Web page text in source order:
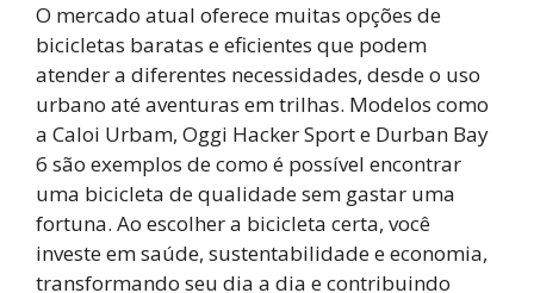
O mercado atual oferece muitas opções de
bicicletas baratas e eficientes que podem
atender a diferentes necessidades, desde o uso
urbano até aventuras em trilhas. Modelos como
a Caloi Urbam, Oggi Hacker Sport e Durban Bay
6 são exemplos de como é possível encontrar
uma bicicleta de qualidade sem gastar uma
fortuna. Ao escolher a bicicleta certa, você
investe em saúde, sustentabilidade e economia,
transformando seu dia a dia e contribuindo